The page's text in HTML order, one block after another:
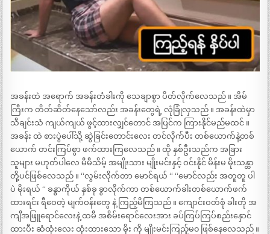
အခန်းထဲ အရောက် အခန်းတံခါးကို သေချာစွာ ပိတ်လိုက်လေသည် ။ အိမ်
ကြီးက တိတ်ဆိတ်နေသော်လည်း အခန်းတွေရဲ့ လုံခြုံလှသည် ။ အခန်းထဲမှာ
သီချင်းသံ ကျယ်ကျယ် ဖွင့်ထားလျှင်တောင် အပြင်က ကြားနိုင်မည်မထင် ။
အခန်း ထဲ စားပွဲပေါ်သို့ ဆွဲခြင်းတောင်းလေး တင်လိုက်ပီး တစ်ယောက်နဲ့တစ်
ယောက် တင်းကြပ်စွာ ဖက်ထားကြလေသည် ။ ထို နှစ်ဦးသည်က အခြား
သူများ မဟုတ်ပါလေ မီမီသိမ့် အမျိုးသား မျိုးမင်းနှင့် ဝင်းနိုင် မိန်းမ မိုးသန္တာ
တို့ပင်ဖြစ်လေသည် ။ “လွမ်းလိုက်တာ မောင်ရယ် “ “မောင်လည်း အတူတူ ပါ
ပဲ မိုးရယ် “ ခန္ဓာကိုယ် နှစ်ခု ခွာလိုက်ကာ တစ်ယောက်ခါးတစ်ယောက်ဖက်
ထားရင်း ရီဝေတဲ့ မျက်ဝန်းတွေ နဲ့ ကြည့်မိကြသည် ။ ကျောင်းဝတ်စုံ ခါးတို အ
ကျီအဖြူရောင်လေးနဲ့ ထမီ အစိမ်းရောင်လေးအား ခပ်ကြပ်ကြပ်စည်းနှောင်
ထားပီး ဆံထုံးလေး ထုံးထားသော မိုး ကို မျိုးမင်းကြည့်မ၀ ဖြစ်နေလေသည် ။